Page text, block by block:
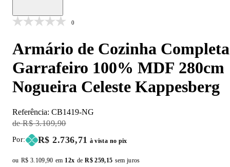
0
Armário de Cozinha Completa
Garrafeiro 100% MDF 280cm
Nogueira Celeste Kappesberg
Referência: CB1419-NG
Original Price:
R$ 3.109,90
Por: Price:
R$ 2.736,71 à vista no pix
ou Original price:
R$ 3.109,90 em 12x de Installment price:
R$ 259,15 sem juros